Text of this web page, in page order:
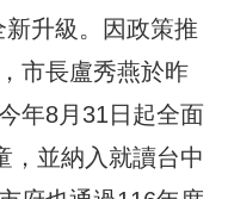
升級。因政策推
市長盧秀燕於昨
年8月31日起全面
，並納入就讀台中